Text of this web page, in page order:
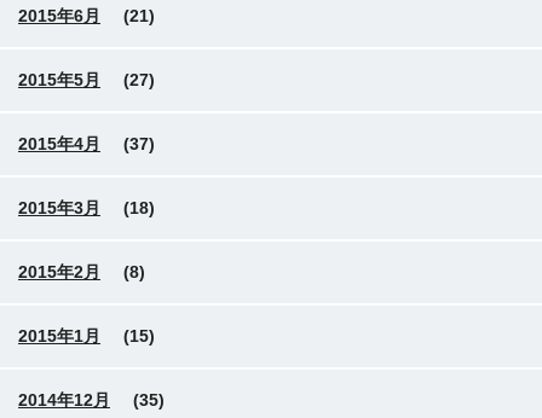
2015年6月 (21)
2015年5月 (27)
2015年4月 (37)
2015年3月 (18)
2015年2月 (8)
2015年1月 (15)
2014年12月 (35)